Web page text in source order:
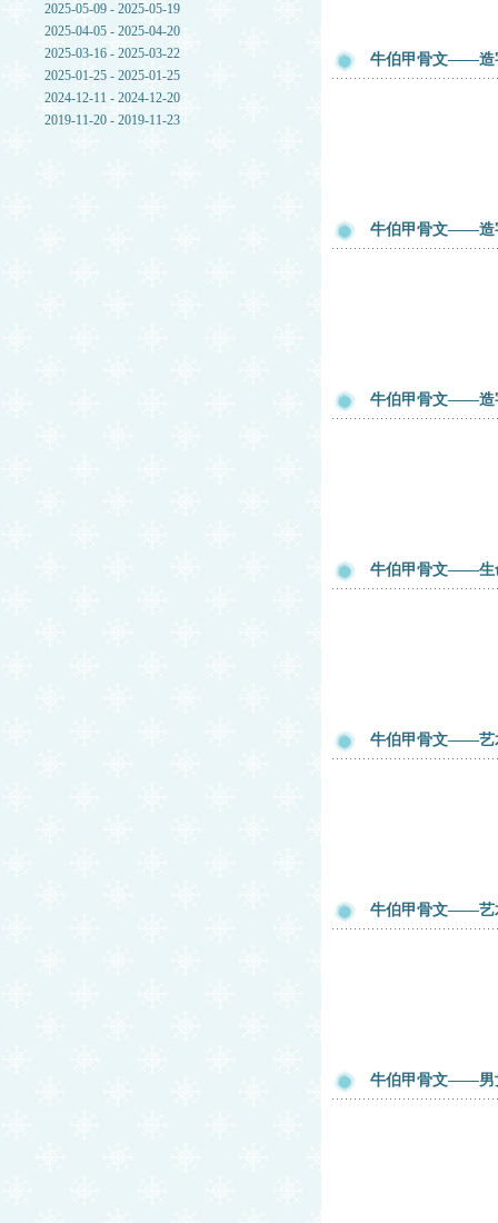
2025-05-09 - 2025-05-19
2025-04-05 - 2025-04-20
2025-03-16 - 2025-03-22
2025-01-25 - 2025-01-25
2024-12-11 - 2024-12-20
2019-11-20 - 2019-11-23
牛伯甲骨文——造
牛伯甲骨文——造
牛伯甲骨文——造
牛伯甲骨文——生
牛伯甲骨文——艺
牛伯甲骨文——艺
牛伯甲骨文——男